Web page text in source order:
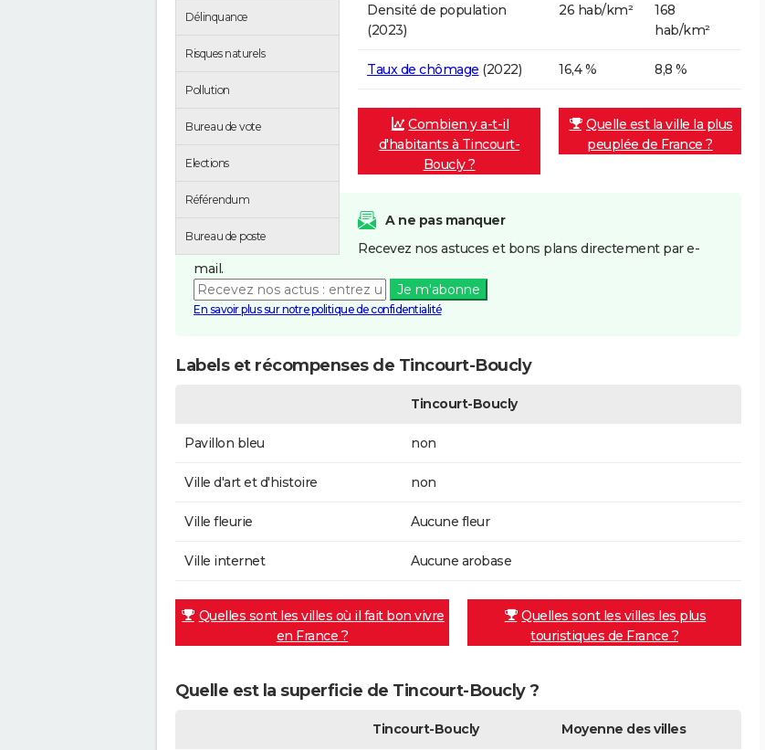
Délinquance
Risques naturels
Pollution
Bureau de vote
Elections
Référendum
Bureau de poste
Densité de population
(2023)
26 hab/km²
168
hab/km²
Taux de chômage (2022) 16,4 % 8,8 %
Combien y a-t-il
d'habitants à Tincourt-
Boucly ?
Quelle est la ville la plus
peuplée de France ?
A ne pas manquer
Recevez nos astuces et bons plans directement par e-
mail.
Je m'abonne
En savoir plus sur notre politique de confidentialité
Labels et récompenses de Tincourt-Boucly
Tincourt-Boucly
Pavillon bleu non
Ville d'art et d'histoire non
Ville fleurie Aucune fleur
Ville internet Aucune arobase
Quelles sont les villes où il fait bon vivre
en France ?
Quelles sont les villes les plus
touristiques de France ?
Quelle est la superficie de Tincourt-Boucly ?
Tincourt-Boucly Moyenne des villes